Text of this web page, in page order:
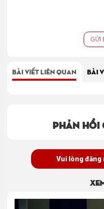
GỬI
BÀI VIẾT LIÊN QUAN BÀI
Phản hồi
Vui lòng đăng